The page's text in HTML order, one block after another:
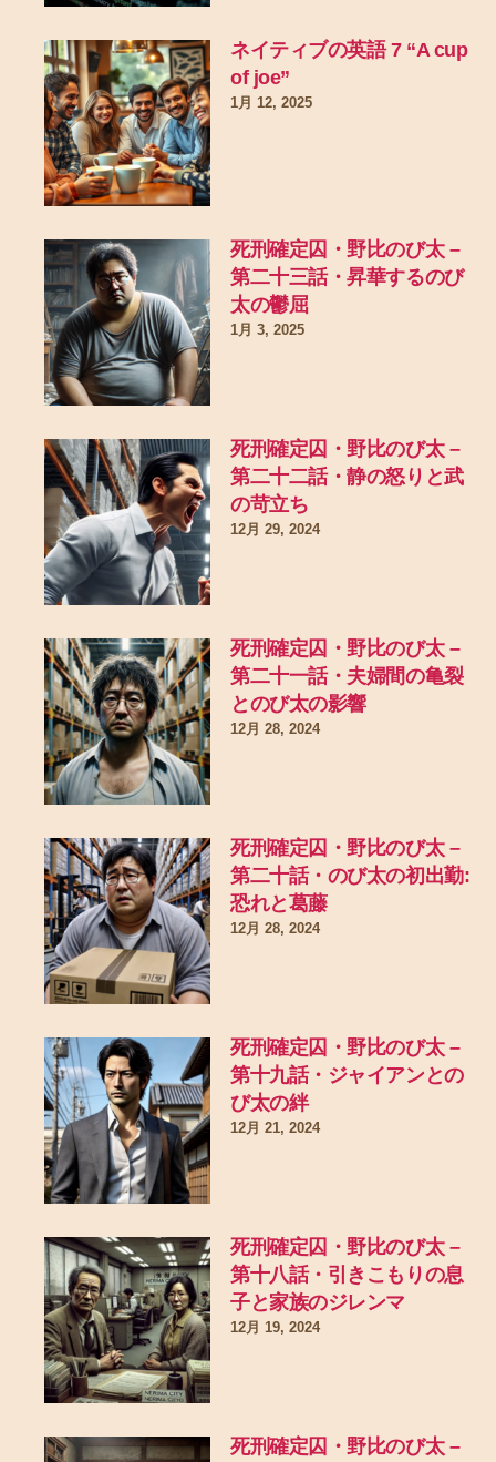
ネイティブの英語 7 “A cup
of joe”
1月 12, 2025
死刑確定囚・野比のび太 –
第二十三話・昇華するのび
太の鬱屈
1月 3, 2025
死刑確定囚・野比のび太 –
第二十二話・静の怒りと武
の苛立ち
12月 29, 2024
死刑確定囚・野比のび太 –
第二十一話・夫婦間の亀裂
とのび太の影響
12月 28, 2024
死刑確定囚・野比のび太 –
第二十話・のび太の初出勤:
恐れと葛藤
12月 28, 2024
死刑確定囚・野比のび太 –
第十九話・ジャイアンとの
び太の絆
12月 21, 2024
死刑確定囚・野比のび太 –
第十八話・引きこもりの息
子と家族のジレンマ
12月 19, 2024
死刑確定囚・野比のび太 –